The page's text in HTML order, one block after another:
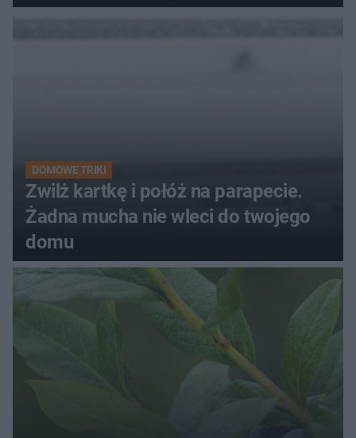
DOMOWE TRIKI
Zwilż kartkę i połóż na parapecie.
Żadna mucha nie wleci do twojego
domu